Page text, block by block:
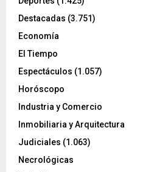
Destacadas (3.751)
Economía
El Tiempo
Espectáculos (1.057)
Horóscopo
Industria y Comercio
Inmobiliaria y Arquitectura
Judiciales (1.063)
Necrológicas